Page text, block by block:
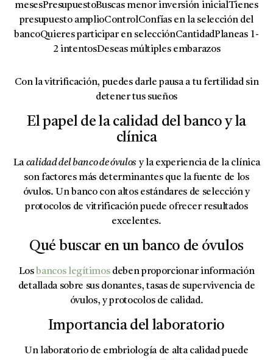
mesesPresupuestoBuscas menor inversión inicialTienes
presupuesto amplioControlConfías en la selección del
bancoQuieres participar en selecciónCantidadPlaneas 1-
2 intentosDeseas múltiples embarazos
Con la vitrificación, puedes darle pausa a tu fertilidad sin
detener tus sueños
El papel de la calidad del banco y la
clínica
Lacalidad del banco de óvulosy la experiencia de la clínica
son factores más determinantes que la fuente de los
óvulos. Un banco con altos estándares de selección y
protocolos de vitrificación puede ofrecer resultados
excelentes.
Qué buscar en un banco de óvulos
Los bancos legítimosdeben proporcionar información
detallada sobre sus donantes, tasas de supervivencia de
óvulos, y protocolos de calidad.
Importancia del laboratorio
Un laboratorio de embriología de alta calidad puede